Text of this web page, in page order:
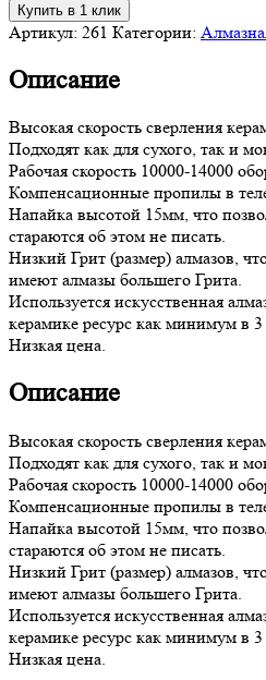
Купить в 1 клик
Артикул: 261 Категории:
Описание
Высокая скорость сверления
Подходят как для сухого, так и
Рабочая скорость 10000-14000
Компенсационные пропилы в
Напайка высотой 15мм, что
стараются об этом не писать.
Низкий Грит (размер) алмазов,
имеют алмазы большего Грита.
Используется искусственная
керамике ресурс как минимум в 3
Низкая цена.
Описание
Высокая скорость сверления
Подходят как для сухого, так и
Рабочая скорость 10000-14000
Компенсационные пропилы в
Напайка высотой 15мм, что
стараются об этом не писать.
Низкий Грит (размер) алмазов,
имеют алмазы большего Грита.
Используется искусственная
керамике ресурс как минимум в 3
Низкая цена.